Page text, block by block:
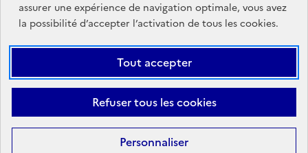
Liens
institutionnels
info.gouv.fr
service-public.gouv.fr
légifrance.gouv.fr
data.gouv.fr
Liens
légaux
Plan du site Mentions Légales
Accessibilité : partiellement
Sauf mention contraire, tous les contenus de ce site sont sous
assurer une expérience de navigation optimale, vous avez
la possibilité d’accepter l’activation de tous les cookies.
Tout accepter
Refuser tous les cookies
Personnaliser